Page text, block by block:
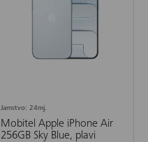
Jamstvo: 24mj.
Mobitel Apple iPhone Air
256GB Sky Blue, plavi